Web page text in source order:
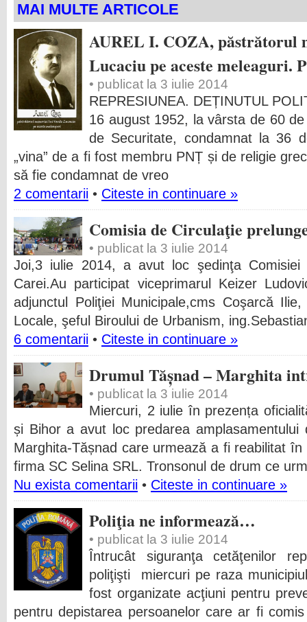
MAI MULTE ARTICOLE
AUREL I. COZA, păstrătorul
Lucaciu pe aceste meleaguri.
• publicat la 3 iulie 2014
REPRESIUNEA. DEȚINUTUL
16 august 1952, la vârsta de 60
de Securitate, condamnat la 36
„vina” de a fi fost membru PNȚ și de religie
să fie condamnat de vreo
2 comentarii • Citeste in continuare »
Comisia de Circulaţie
• publicat la 3 iulie 2014
Joi,3 iulie 2014, a avut loc şedinţa Comisiei
Carei.Au participat viceprimarul Keizer
adjunctul Poliţiei Municipale,cms Coşarcă
Locale, şeful Biroului de Urbanism,
6 comentarii • Citeste in continuare »
Drumul Tășnad – Marghita
• publicat la 3 iulie 2014
Miercuri, 2 iulie în prezența
și Bihor a avut loc predarea amplasamentului
Marghita-Tășnad care urmează a fi reabilitat
firma SC Selina SRL. Tronsonul de drum ce
Nu exista comentarii • Citeste in continuare »
Poliţia ne informează…
• publicat la 3 iulie 2014
Întrucât siguranţa cetăţenilor
poliţişti miercuri pe raza
fost organizate acţiuni pentru
pentru depistarea persoanelor care ar fi